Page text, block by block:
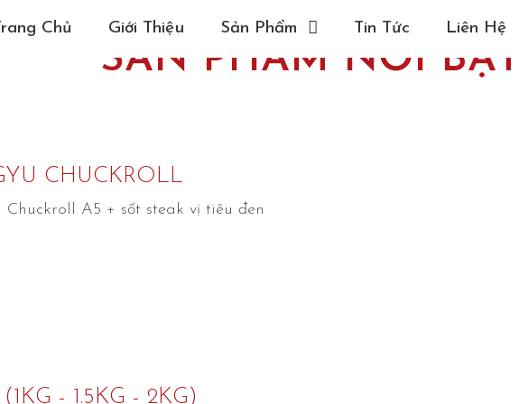
Chủ Giới Thiệu Sản Phẩm Tin Tức Liên Hệ
SẢN PHẨM NỔI BẬT
CHUCKROLL
A5 + sốt steak vị tiêu đen
- 1.5KG - 2KG)